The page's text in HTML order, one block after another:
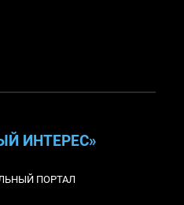
ИНТЕРЕС»
ПОРТАЛ